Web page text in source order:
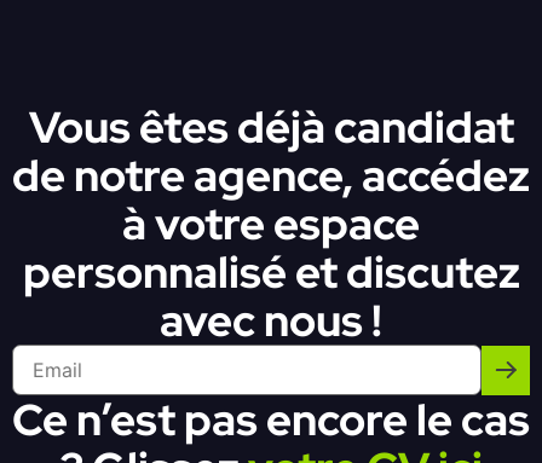
Vous êtes déjà candidat
de notre agence, accédez
à votre espace
personnalisé et discutez
avec nous !
Ce n’est pas encore le cas